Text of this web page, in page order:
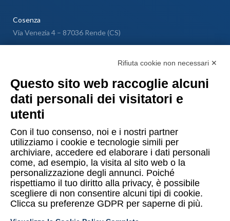
Cosenza
Via Venezia 4 – 87036 Rende (CS)
Lugano
Copyright © 2015-2026 Uomo & Ambiente S.r.l. Società Benefit
PI/CF 10874480014
Rifiuta cookie non necessari ✕
Questo sito web raccoglie alcuni
dati personali dei visitatori e
utenti
Con il tuo consenso, noi e i nostri partner
utilizziamo i cookie e tecnologie simili per
archiviare, accedere ed elaborare i dati personali
come, ad esempio, la visita al sito web o la
personalizzazione degli annunci. Poiché
rispettiamo il tuo diritto alla privacy, è possibile
scegliere di non consentire alcuni tipi di cookie.
Clicca su preferenze GDPR per saperne di più.